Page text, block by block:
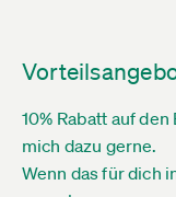
10% Rabatt auf
mich dazu gerne.
Wenn das für dich